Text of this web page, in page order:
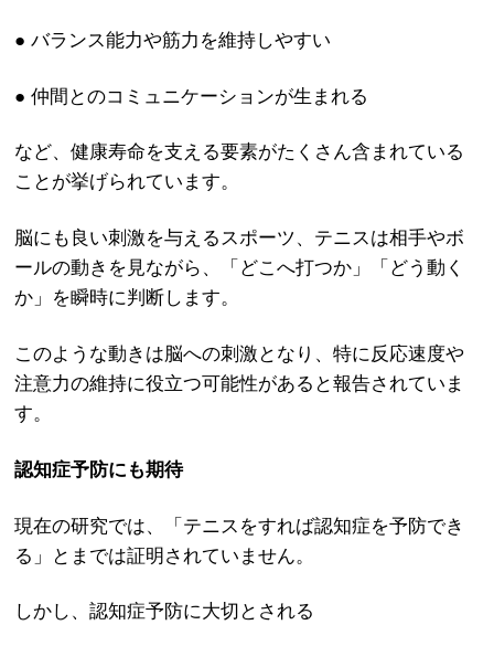
● バランス能力や筋力を維持しやすい
● 仲間とのコミュニケーションが生まれる
など、健康寿命を支える要素がたくさん含まれている
ことが挙げられています。
脳にも良い刺激を与えるスポーツ、テニスは相手やボ
ールの動きを見ながら、「どこへ打つか」「どう動く
か」を瞬時に判断します。
このような動きは脳への刺激となり、特に反応速度や
注意力の維持に役立つ可能性があると報告されていま
す。
認知症予防にも期待
現在の研究では、「テニスをすれば認知症を予防でき
る」とまでは証明されていません。
しかし、認知症予防に大切とされる